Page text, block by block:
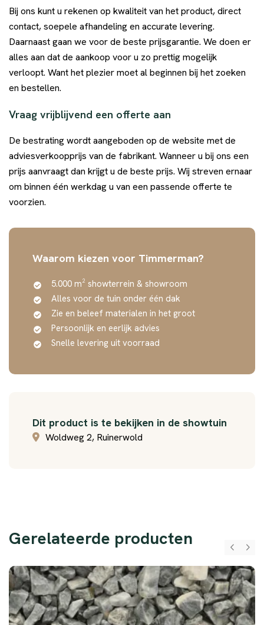
Bij ons kunt u rekenen op kwaliteit van het product, direct
contact, soepele afhandeling en accurate levering.
Daarnaast gaan we voor de beste prijsgarantie. We doen er
alles aan dat de aankoop voor u zo prettig mogelijk
verloopt. Want het plezier moet al beginnen bij het zoeken
en bestellen.
Vraag vrijblijvend een offerte aan
De bestrating wordt aangeboden op de website met de
adviesverkoopprijs van de fabrikant. Wanneer u bij ons een
prijs aanvraagt dan krijgt u de beste prijs. Wij streven ernaar
om binnen één werkdag u van een passende offerte te
voorzien.
Waarom kiezen voor Timmerman?
5.000 m² showterrein & showroom
Alles voor de tuin onder één dak
Zie en beleef materialen in het groot
Persoonlijk en eerlijk advies
Snelle levering uit voorraad
Dit product is te bekijken in de showtuin
Woldweg 2, Ruinerwold
Gerelateerde producten